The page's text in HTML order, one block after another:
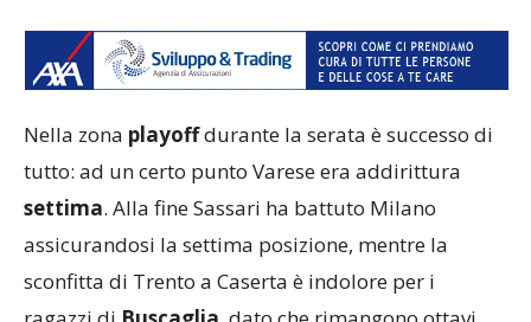
Nella zona playoffdurante la serata è successo di
tutto: ad un certo punto Varese era addirittura
settima. Alla fine Sassari ha battuto Milano
assicurandosi la settima posizione, mentre la
sconfitta di Trento a Caserta è indolore per i